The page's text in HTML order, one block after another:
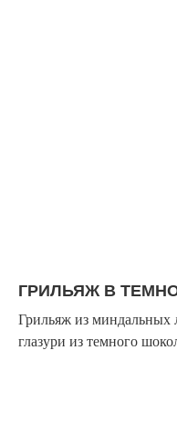
ГРИЛЬЯЖ В
Грильяж из миндальных
глазури из темного